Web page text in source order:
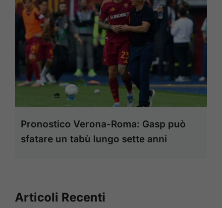
Pronostico Verona-Roma: Gasp può
sfatare un tabù lungo sette anni
Articoli Recenti